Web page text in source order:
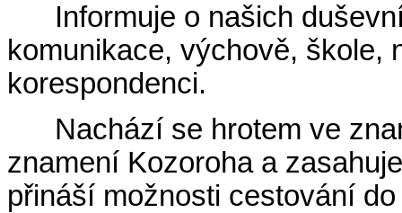
Informuje o našich
komunikace, výchově, škole,
korespondenci.
Nachází se hrotem ve
znamení Kozoroha a
přináší možnosti cestování